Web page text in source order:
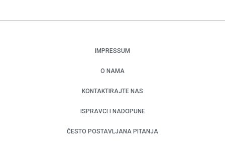
IMPRESSUM
O NAMA
KONTAKTIRAJTE NAS
ISPRAVCI I NADOPUNE
ČESTO POSTAVLJANA PITANJA